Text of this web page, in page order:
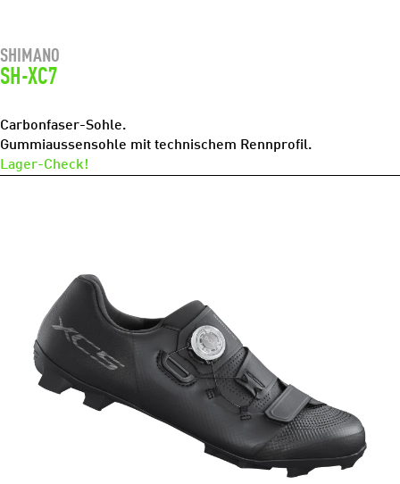
SHIMANO
SH-XC7
Carbonfaser-Sohle.
Gummiaussensohle mit technischem Rennprofil.
Lager-Check!